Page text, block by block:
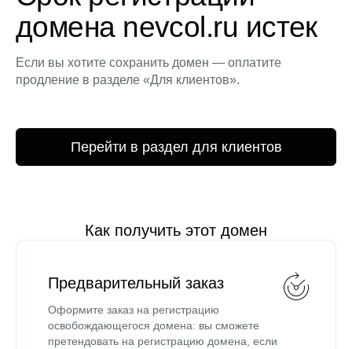
домена nevcol.ru истек
Если вы хотите сохранить домен — оплатите
продление в разделе «Для клиентов».
Перейти в раздел для клиентов
Как получить этот домен
Предварительный заказ
Оформите заказ на регистрацию
освобождающегося домена: вы сможете
претендовать на регистрацию домена, если